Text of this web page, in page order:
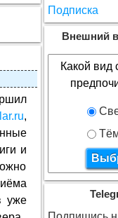
,
и
уже
Подписка
Внешний
Какой вид